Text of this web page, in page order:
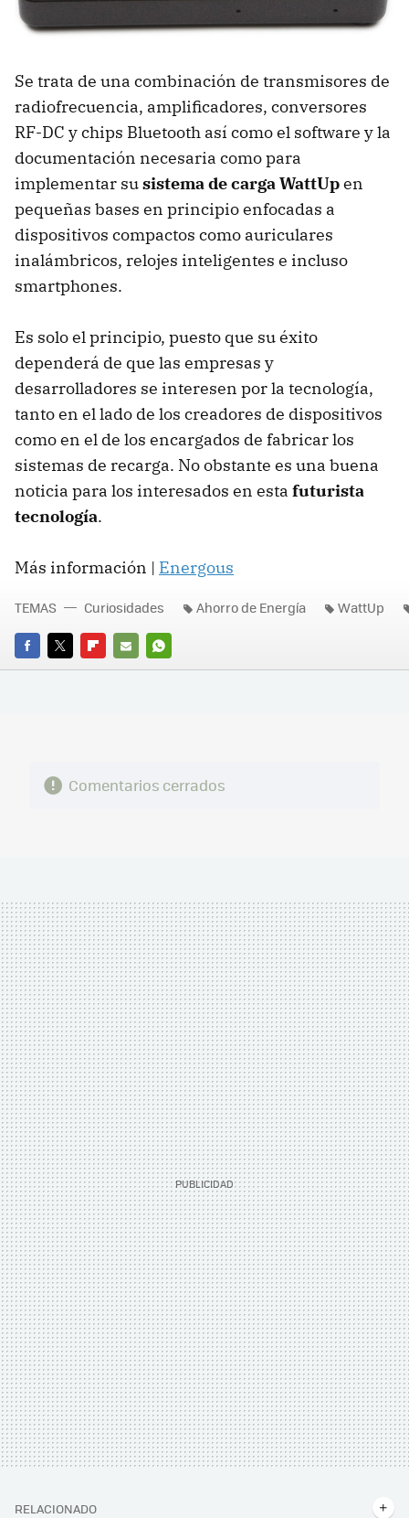
Se trata de una combinación de transmisores de
radiofrecuencia, amplificadores, conversores
RF-DC y chips Bluetooth así como el software y la
documentación necesaria como para
implementar susistema de carga WattUpen
pequeñas bases en principio enfocadas a
dispositivos compactos como auriculares
inalámbricos, relojes inteligentes e incluso
smartphones.
Es solo el principio, puesto que su éxito
dependerá de que las empresas y
desarrolladores se interesen por la tecnología,
tanto en el lado de los creadores de dispositivos
como en el de los encargados de fabricar los
sistemas de recarga. No obstante es una buena
noticia para los interesados en esta futurista
tecnología.
Más información | Energous
FACEBOOK
TWITTERFLIPBOARD
E-
WHATSAPP
TEMAS Curiosidades Ahorro de Energía WattUp
Comentarios cerrados
RELACIONADO